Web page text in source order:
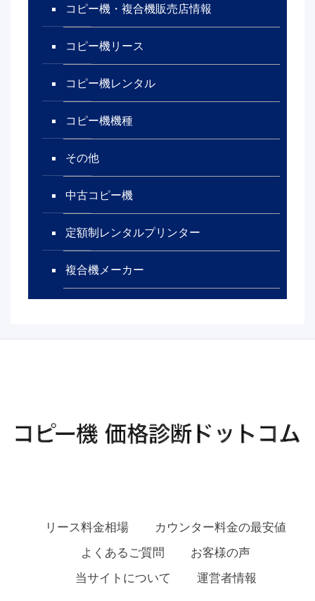
コピー機・複合機販売店情報
コピー機リース
コピー機レンタル
コピー機機種
その他
中古コピー機
定額制レンタルプリンター
複合機メーカー
リース料金相場
カウンター料金の最安値
よくあるご質問
お客様の声
当サイトについて
運営者情報